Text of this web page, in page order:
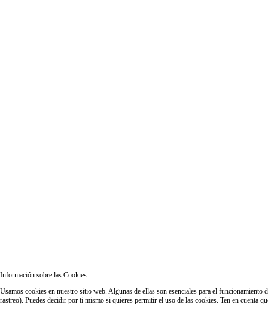
Información sobre las Cookies
Usamos cookies en nuestro sitio web. Algunas de ellas son esenciales para el
rastreo). Puedes decidir por ti mismo si quieres permitir el uso de las cookies. Ten en cuenta